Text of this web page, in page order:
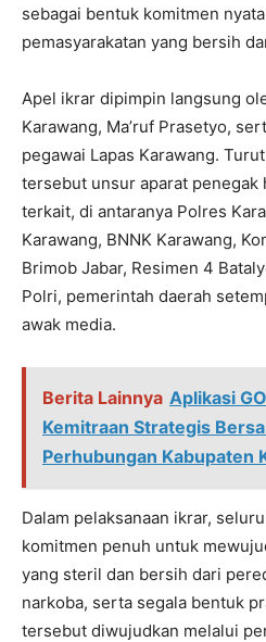
sebagai bentuk komitmen
pemasyarakatan yang bersih
Apel ikrar dipimpin langsung
Karawang, Ma’ruf Prasetyo,
pegawai Lapas Karawang.
tersebut unsur aparat penegak
terkait, di antaranya Polres
Karawang, BNNK Karawang,
Brimob Jabar, Resimen 4
Polri, pemerintah daerah
awak media.
Berita Lainnya Aplikasi
Kemitraan Strategis
Perhubungan Kabupaten
Dalam pelaksanaan ikrar,
komitmen penuh untuk
yang steril dan bersih dari
narkoba, serta segala bentuk
tersebut diwujudkan melalui